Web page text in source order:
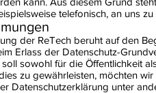
telefonisch, an uns
der ReTech beruht auf den
Erlass der Datenschutz-
sowohl für die Öffentlichkeit
zu gewährleisten, möchten
Datenschutzerklärung unter